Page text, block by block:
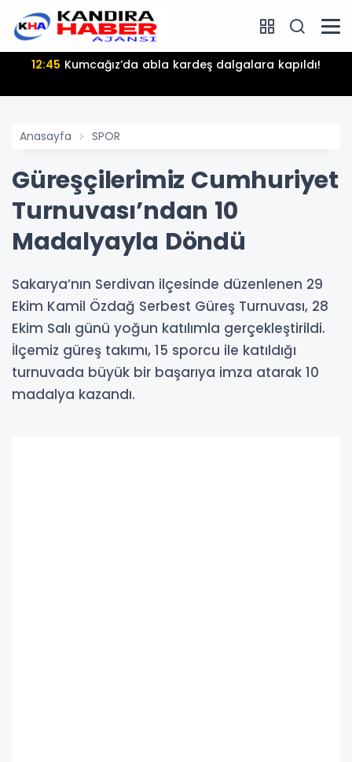
12:45 Kumcağız’da abla kardeş dalgalara kapıldı!
Anasayfa SPOR
Güreşçilerimiz Cumhuriyet
Turnuvası’ndan 10
Madalyayla Döndü
Sakarya’nın Serdivan ilçesinde düzenlenen 29
Ekim Kamil Özdağ Serbest Güreş Turnuvası, 28
Ekim Salı günü yoğun katılımla gerçekleştirildi.
İlçemiz güreş takımı, 15 sporcu ile katıldığı
turnuvada büyük bir başarıya imza atarak 10
madalya kazandı.